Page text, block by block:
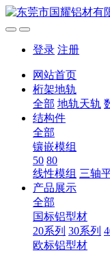
登录 注册
网站首页
桁架地轨
全部 地轨天轨
结构件
全部
镶嵌模组
50 80
线性模组 三轴
产品展示
全部
国标铝型材
20系列 30系列
欧标铝型材